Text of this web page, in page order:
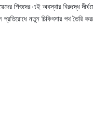
শিশুদের এই অবস্থার বিরুদ্ধে
নতুন চিকিৎসার পথ তৈরি